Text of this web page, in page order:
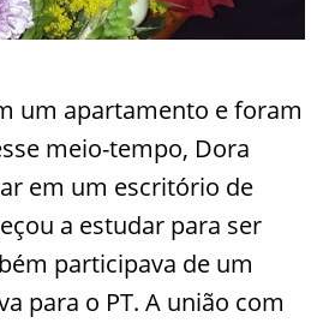
um apartamento e foram
meio-tempo, Dora
em um escritório de
a estudar para ser
participava de um
para o PT. A união com